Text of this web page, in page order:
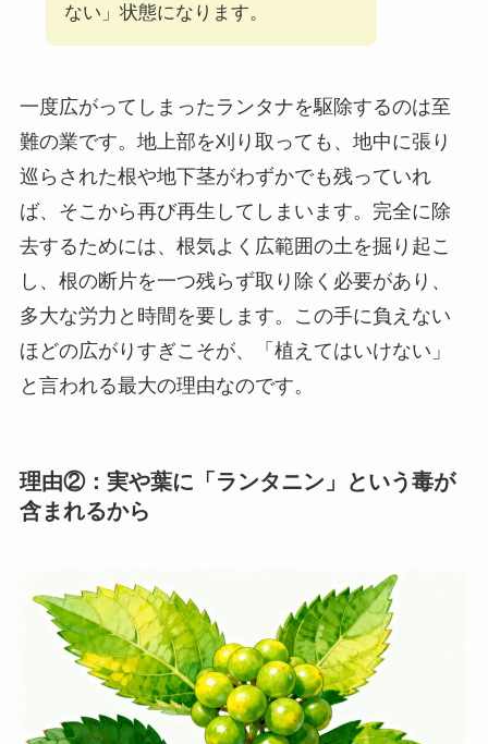
ない」状態になります。
一度広がってしまったランタナを駆除するのは至
難の業です。地上部を刈り取っても、地中に張り
巡らされた根や地下茎がわずかでも残っていれ
ば、そこから再び再生してしまいます。完全に除
去するためには、根気よく広範囲の土を掘り起こ
し、根の断片を一つ残らず取り除く必要があり、
多大な労力と時間を要します。この手に負えない
ほどの広がりすぎこそが、「植えてはいけない」
と言われる最大の理由なのです。
理由②：実や葉に「ランタニン」という毒が
含まれるから